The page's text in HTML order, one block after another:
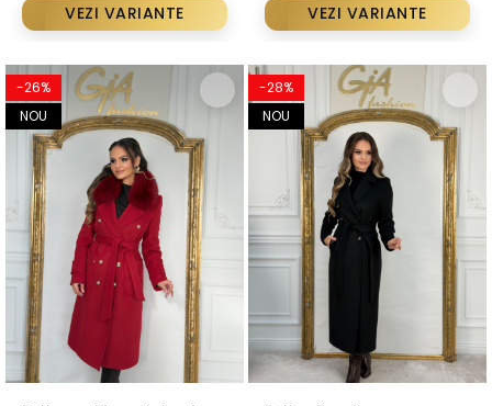
VEZI VARIANTE VEZI VARIANTE
-26%
NOU
-28%
NOU